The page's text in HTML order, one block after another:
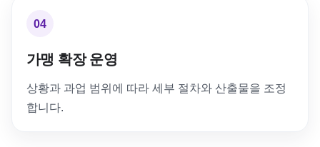
04
가맹 확장 운영
상황과 과업 범위에 따라 세부 절차와 산출물을 조정
합니다.